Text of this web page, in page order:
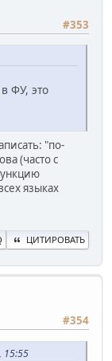
#353
ФУ, это
"по-
(часто с
языках
ЦИТИРОВАТЬ
#354